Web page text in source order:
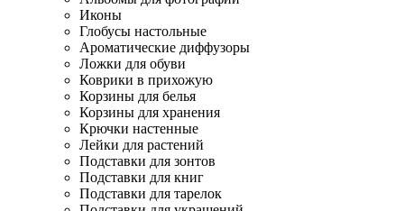
Иконы
Глобусы настольные
Ароматические диффузоры
Ложки для обуви
Коврики в прихожую
Корзины для белья
Корзины для хранения
Крючки настенные
Лейки для растений
Подставки для зонтов
Подставки для книг
Подставки для тарелок